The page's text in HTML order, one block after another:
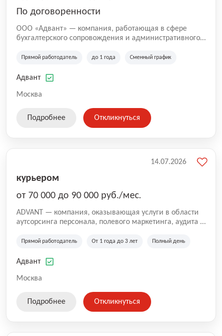
По договоренности
ООО «Адвант» — компания, работающая в сфере
бухгалтерского сопровождения и административного
зарегистрирована в Санкт-Петербурге и
лиц и коммерческих организаций.
Прямой работодатель до 1 года Сменный график
Адвант
Москва
Подробнее Откликнуться
курьером
от 70 000 до 90 000 руб./мес.
ADVANT — компания, оказывающая услуги в области
аутсорсинга персонала, полевого маркетинга, аудита и
региональных клиентов. Мы работаем на рынке с
Казахстана и Беларуси, сотрудничая с компаниями из
Прямой работодатель От 1 года до 3 лет Полный день
Адвант
Москва
14.07.2026
Подробнее Откликнуться